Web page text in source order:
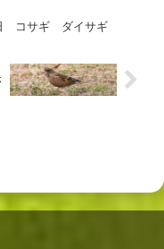
コサギ ダイサギ